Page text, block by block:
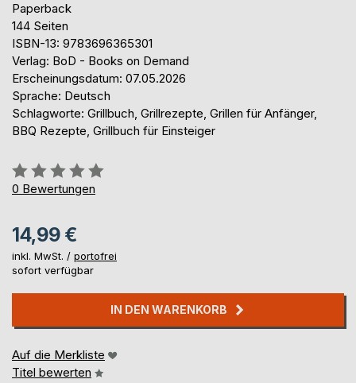
Paperback
144 Seiten
ISBN-13: 9783696365301
Verlag: BoD - Books on Demand
Erscheinungsdatum: 07.05.2026
Sprache: Deutsch
Schlagworte: Grillbuch, Grillrezepte, Grillen für Anfänger,
BBQ Rezepte, Grillbuch für Einsteiger
Bewertung::
0%
0 Bewertungen
14,99 €
inkl. MwSt. / portofrei
sofort verfügbar
IN DEN WARENKORB
Auf die Merkliste
Titel bewerten